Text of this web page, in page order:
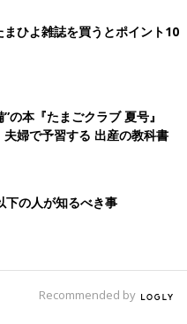
ひよ雑誌を買うとポイント10
の本『たまごクラブ 夏号』
夫婦で予習する 出産の教科書
下の人が知るべき事
Recommended by